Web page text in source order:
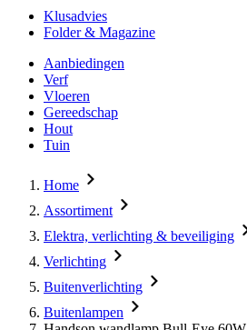
Klusadvies
Folder & Magazine
Aanbiedingen
Verf
Vloeren
Gereedschap
Hout
Tuin
Home
Assortiment
Elektra, verlichting & beveiliging
Verlichting
Buitenverlichting
Buitenlampen